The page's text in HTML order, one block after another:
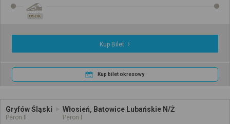
OSOB.
Kup Bilet
Kup bilet okresowy
Gryfów Śląski
Peron II
Włosień, Batowice Lubańskie N/Ż
Peron I